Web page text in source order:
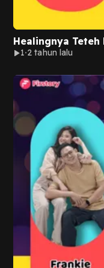
Healingnya Teteh
1 2 tahun lalu